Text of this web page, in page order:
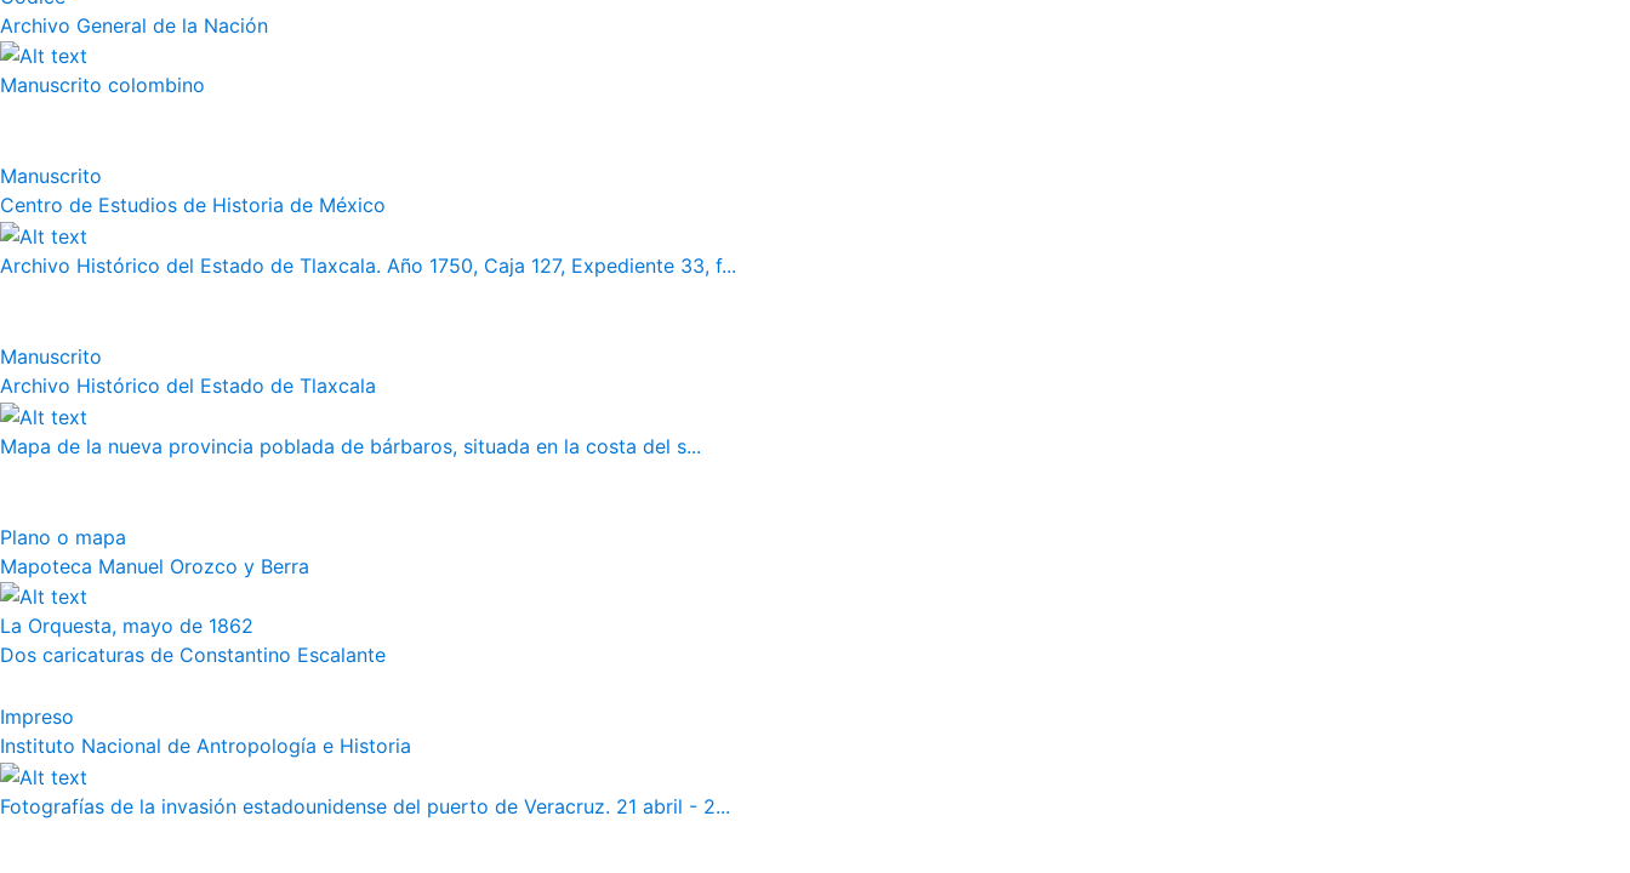
Archivo General de la Nación
Manuscrito colombino
Manuscrito
Centro de Estudios de Historia de México
Archivo Histórico del Estado de Tlaxcala. Año 1750, Caja 127, Expediente 33, f...
Manuscrito
Archivo Histórico del Estado de Tlaxcala
Mapa de la nueva provincia poblada de bárbaros, situada en la costa del s...
Plano o mapa
Mapoteca Manuel Orozco y Berra
La Orquesta, mayo de 1862
Dos caricaturas de Constantino Escalante
Impreso
Instituto Nacional de Antropología e Historia
Fotografías de la invasión estadounidense del puerto de Veracruz. 21 abril - 2...